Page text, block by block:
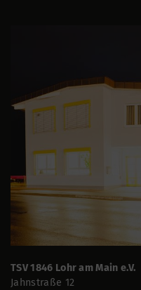
TSV 1846 Lohr am Main e.V.
Jahnstraße 12